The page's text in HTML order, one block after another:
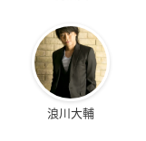
浪川大輔